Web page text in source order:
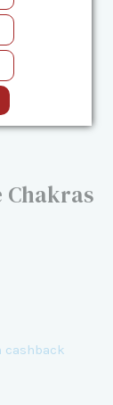
Chakras
cashback